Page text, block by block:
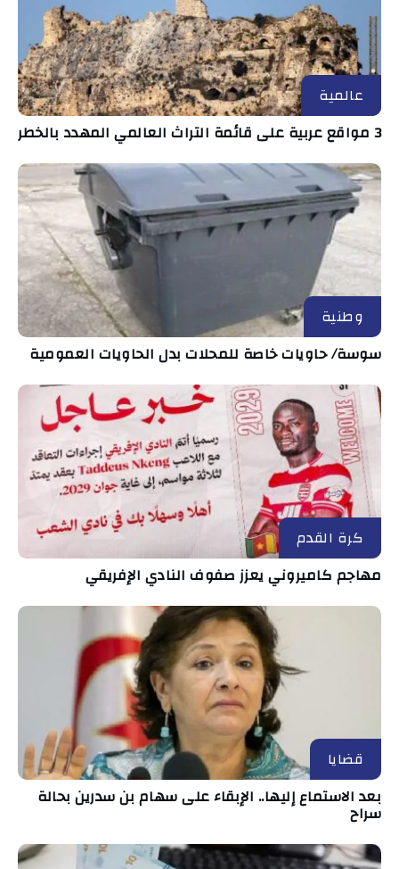
عالمية
3 مواقع عربية على قائمة التراث العالمي المهدد بالخطر
وطنية
سوسة/ حاويات خاصة للمحلات بدل الحاويات العمومية
كرة القدم
مهاجم كاميروني يعزز صفوف النادي الإفريقي
قضايا
بعد الاستماع إليها.. الإبقاء على سهام بن سدرين بحالة
سراح